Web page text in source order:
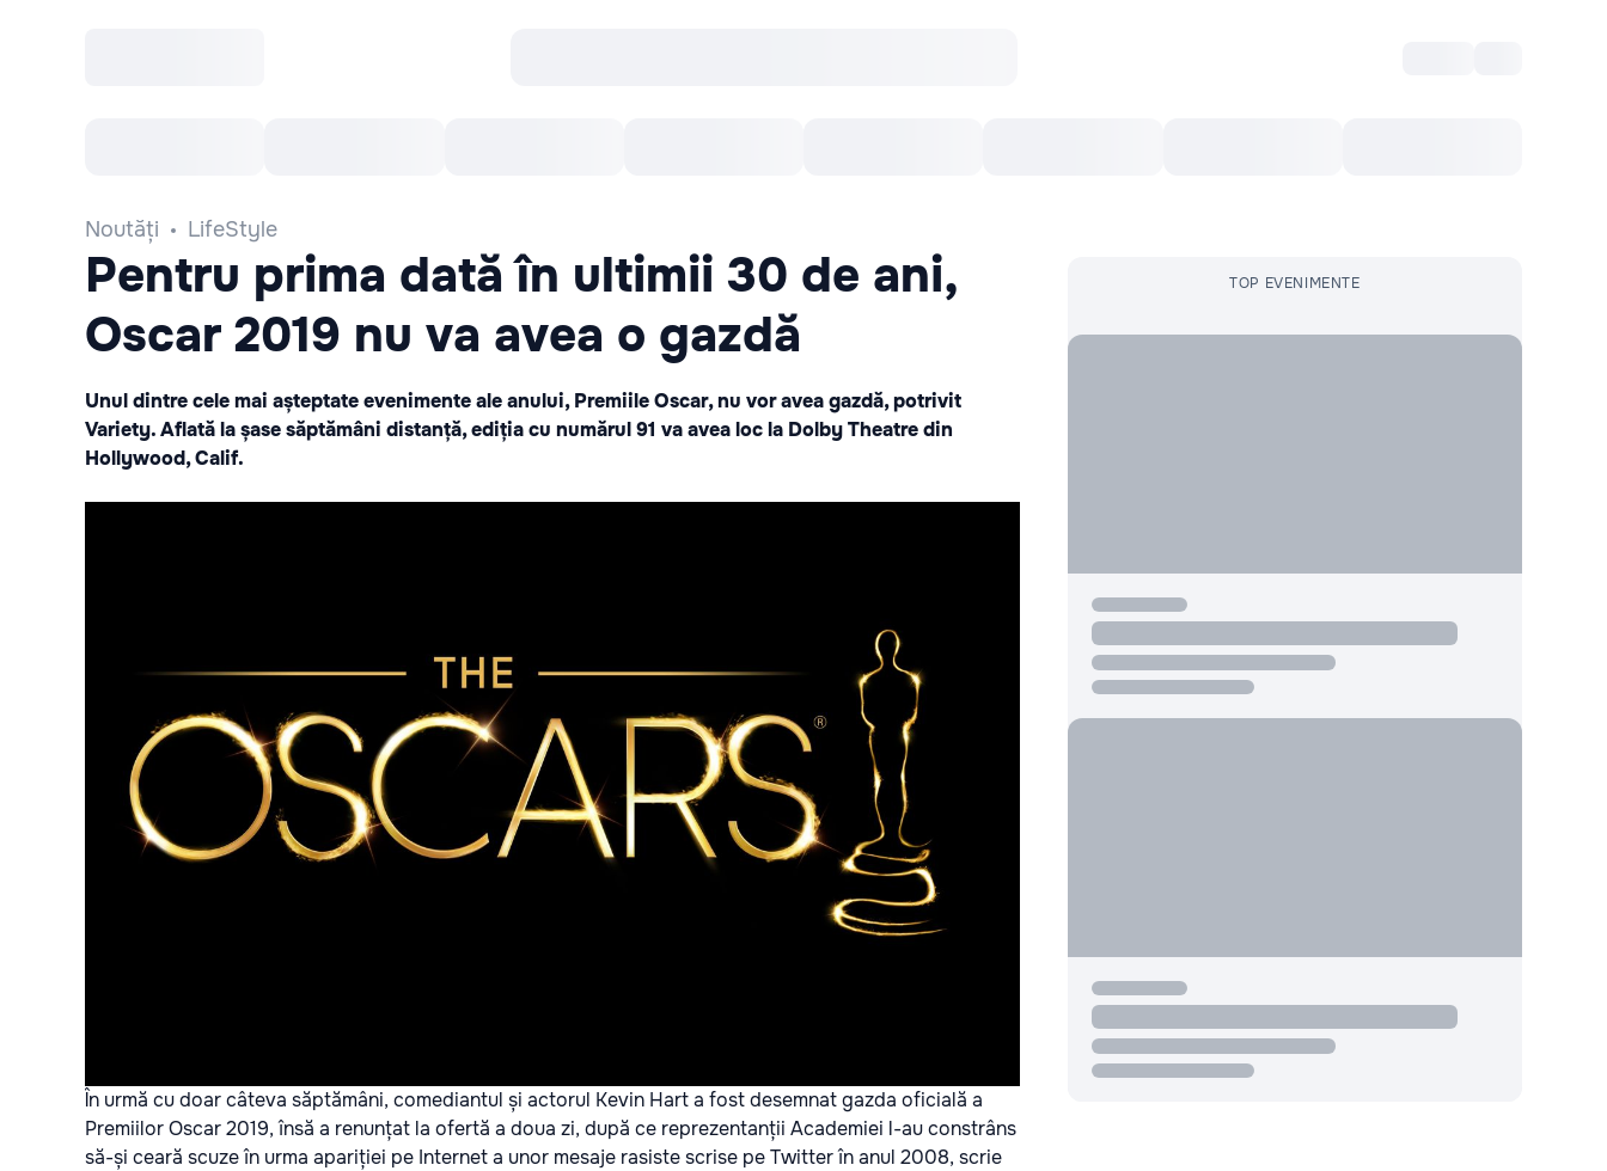
Noutăți LifeStyle
Pentru prima dată în ultimii 30 de ani,
Oscar 2019 nu va avea o gazdă
Unul dintre cele mai așteptate evenimente ale anului, Premiile Oscar, nu vor avea gazdă, potrivit
Variety. Aflată la șase săptămâni distanță, ediția cu numărul 91 va avea loc la Dolby Theatre din
Hollywood, Calif.
În urmă cu doar câteva săptămâni, comediantul și actorul Kevin Hart a fost desemnat gazda oficială a
Premiilor Oscar 2019, însă a renunțat la ofertă a doua zi, după ce reprezentanții Academiei l-au constrâns
să-și ceară scuze în urma apariției pe Internet a unor mesaje rasiste scrise pe Twitter în anul 2008, scrie
TOP EVENIMENTE